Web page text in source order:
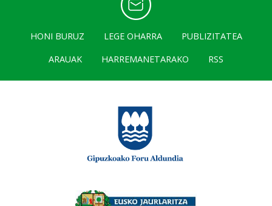
HONI BURUZ LEGE OHARRA
PUBLIZITATEA
ARAUAK
HARREMANETARAKO RSS